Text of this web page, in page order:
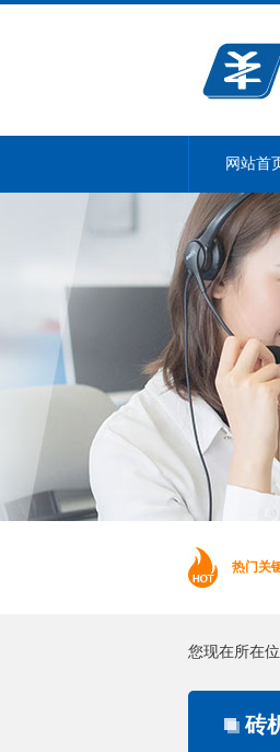
网站首
热门关
您现在所在位
砖